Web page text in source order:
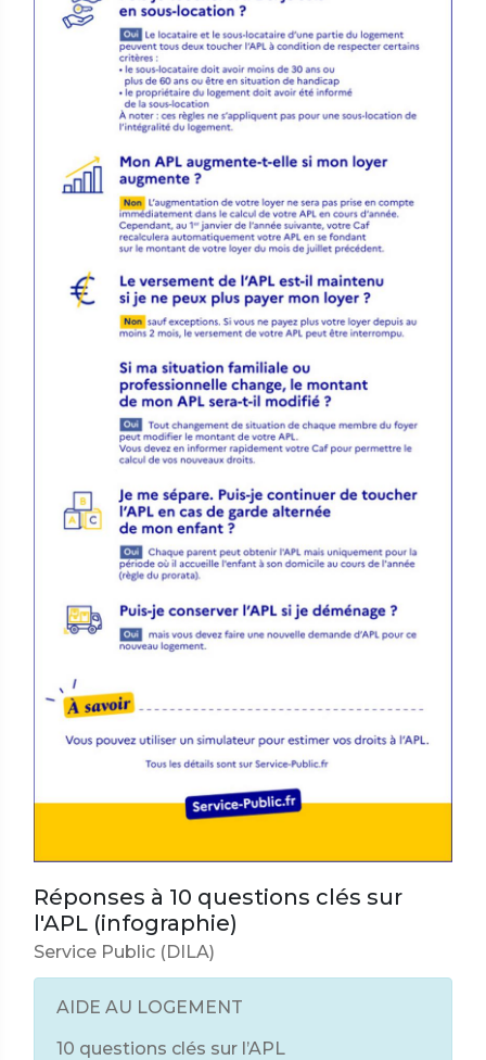
Réponses à 10 questions clés sur
l'APL (infographie)
Service Public (DILA)
AIDE AU LOGEMENT
10 questions clés sur l’APL